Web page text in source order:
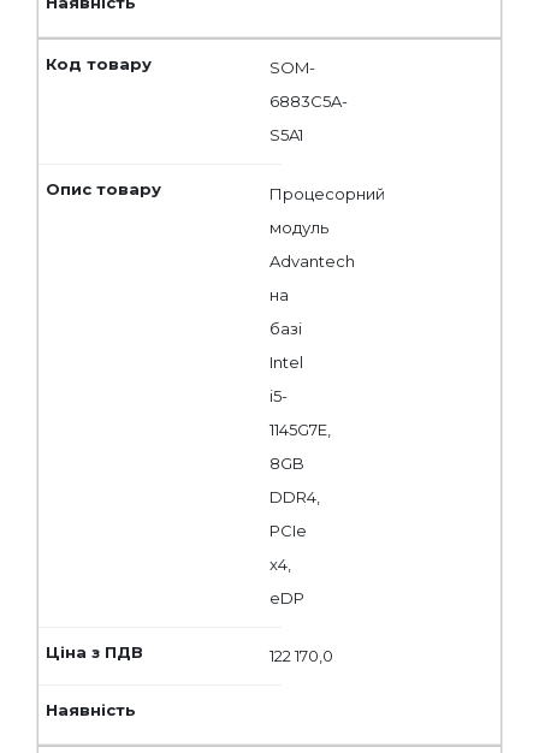
SOM-
6883C5A-
S5A1
Процесорний
модуль
Advantech
на
базі
Intel
i5-
1145G7E,
8GB
DDR4,
PCIe
x4,
eDP
122 170,0